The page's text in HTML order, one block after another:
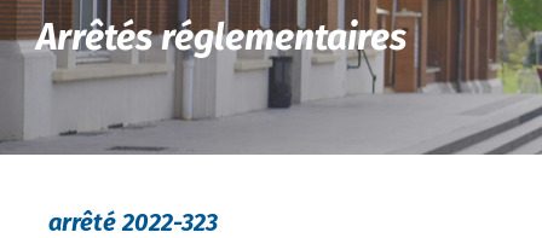
Arrêtés réglementaires
arrêté 2022-323